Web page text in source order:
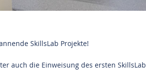
SkillsLab Projekte!
auch die Einweisung des ersten SkillsLab